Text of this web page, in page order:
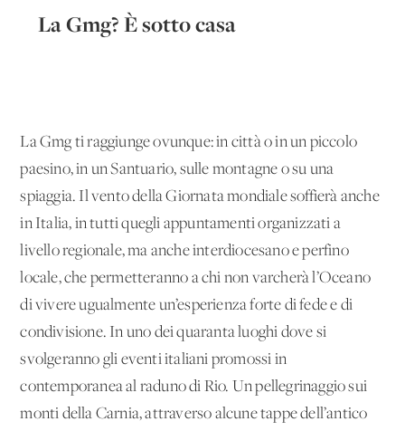
La Gmg? È sotto casa
La Gmg ti raggiunge ovunque: in città o in un piccolo
paesino, in un Santuario, sulle montagne o su una
spiaggia. Il vento della Giornata mondiale soffierà anche
in Italia, in tutti quegli appuntamenti organizzati a
livello regionale, ma anche interdiocesano e perfino
locale, che permetteranno a chi non varcherà l’Oceano
di vivere ugualmente un’esperienza forte di fede e di
condivisione. In uno dei quaranta luoghi dove si
svolgeranno gli eventi italiani promossi in
contemporanea al raduno di Rio. Un pellegrinaggio sui
monti della Carnia, attraverso alcune tappe dell’antico